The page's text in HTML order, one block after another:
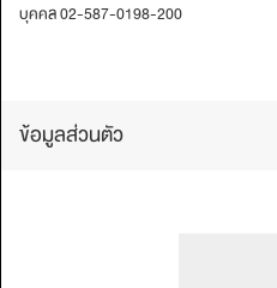
บุคคล 02-587-0198-200
ข้อมูลส่วนตัว